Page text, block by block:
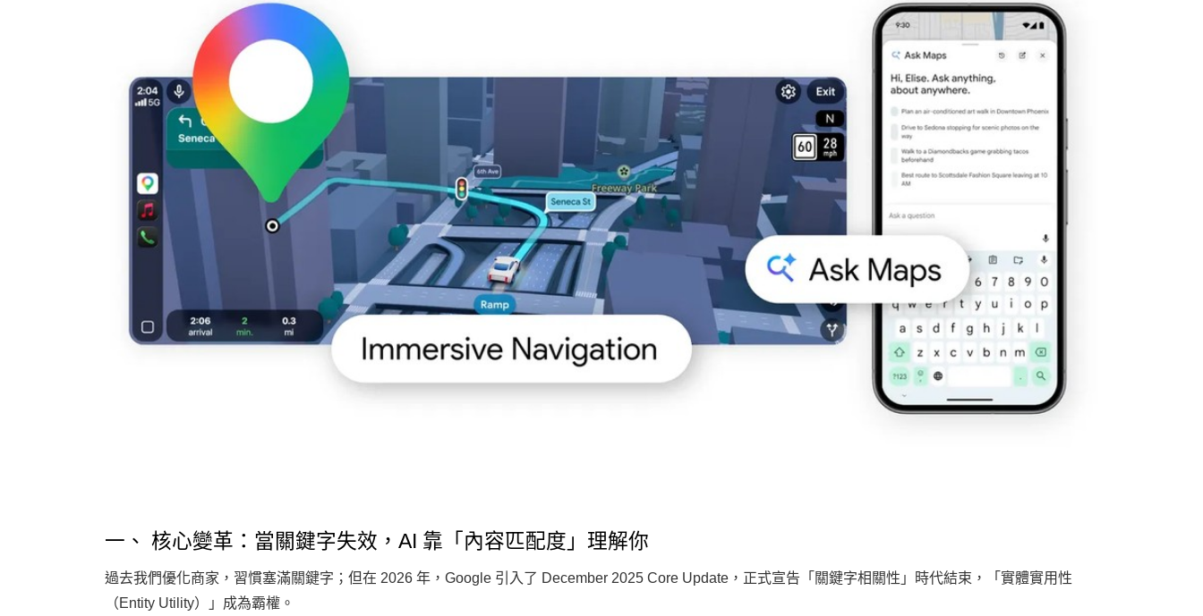
一、 核心變革：當關鍵字失效，AI 靠「內容匹配度」理解你
過去我們優化商家，習慣塞滿關鍵字；但在 2026 年，Google 引入了 December 2025 Core Update ，正式宣告「關鍵字相關性」時代結束，「實體實用性
（Entity Utility）」成為霸權。